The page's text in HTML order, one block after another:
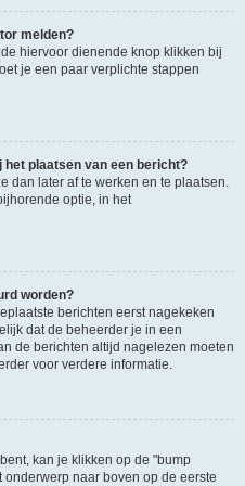
melden?
hiervoor dienende knop klikken bij
je een paar verplichte stappen
plaatsen van een bericht?
dan later af te werken en te plaatsen.
optie, in het
worden?
berichten eerst nagekeken
dat de beheerder je in een
de berichten altijd nagelezen moeten
voor verdere informatie.
kan je klikken op de "bump
naar boven op de eerste